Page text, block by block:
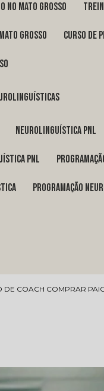
no Mato Grosso
Grosso curso de
neurolinguística pnl
pnl
programação
DE COACH COMPRAR